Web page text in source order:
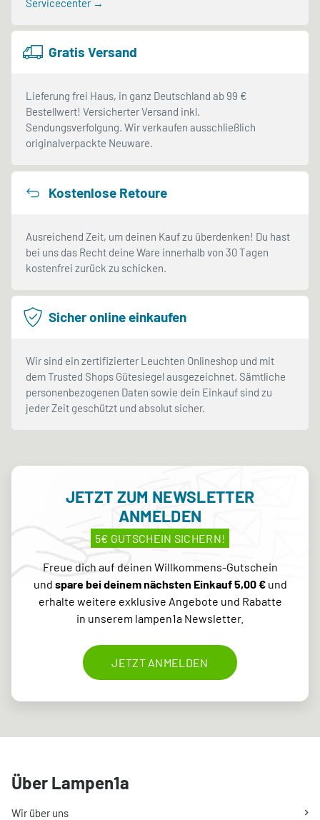
Servicecenter →
Gratis Versand
Lieferung frei Haus, in ganz Deutschland ab 99 €
Bestellwert! Versicherter Versand inkl.
Sendungsverfolgung. Wir verkaufen ausschließlich
originalverpackte Neuware.
Kostenlose Retoure
Ausreichend Zeit, um deinen Kauf zu überdenken! Du hast
bei uns das Recht deine Ware innerhalb von 30 Tagen
kostenfrei zurück zu schicken.
Sicher online einkaufen
Wir sind ein zertifizierter Leuchten Onlineshop und mit
dem Trusted Shops Gütesiegel ausgezeichnet. Sämtliche
personenbezogenen Daten sowie dein Einkauf sind zu
jeder Zeit geschützt und absolut sicher.
JETZT ZUM NEWSLETTER
ANMELDEN
5€ GUTSCHEIN SICHERN!
Freue dich auf deinen Willkommens-Gutschein
und spare bei deinem nächsten Einkauf 5,00 €und
erhalte weitere exklusive Angebote und Rabatte
in unserem lampen1a Newsletter.
JETZT ANMELDEN
Über Lampen1a
Wir über uns